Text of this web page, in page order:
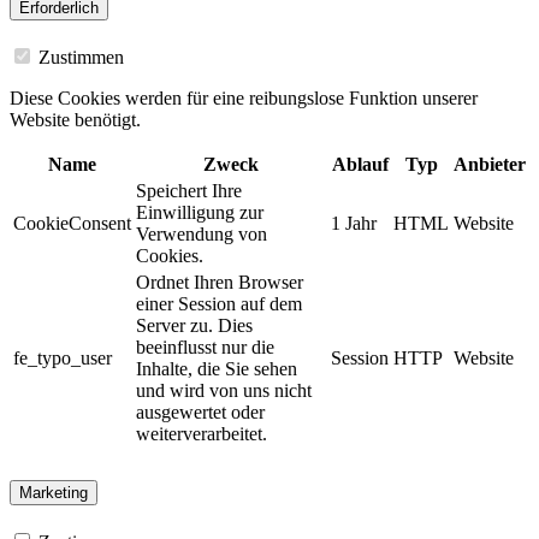
Erforderlich
Zustimmen
Diese Cookies werden für eine reibungslose Funktion unserer
Website benötigt.
Name Zweck Ablauf Typ Anbieter
CookieConsent
Speichert Ihre
Einwilligung zur
Verwendung von
Cookies.
1 Jahr HTML Website
fe_typo_user
Ordnet Ihren Browser
einer Session auf dem
Server zu. Dies
beeinflusst nur die
Inhalte, die Sie sehen
und wird von uns nicht
ausgewertet oder
weiterverarbeitet.
Session HTTP Website
Marketing